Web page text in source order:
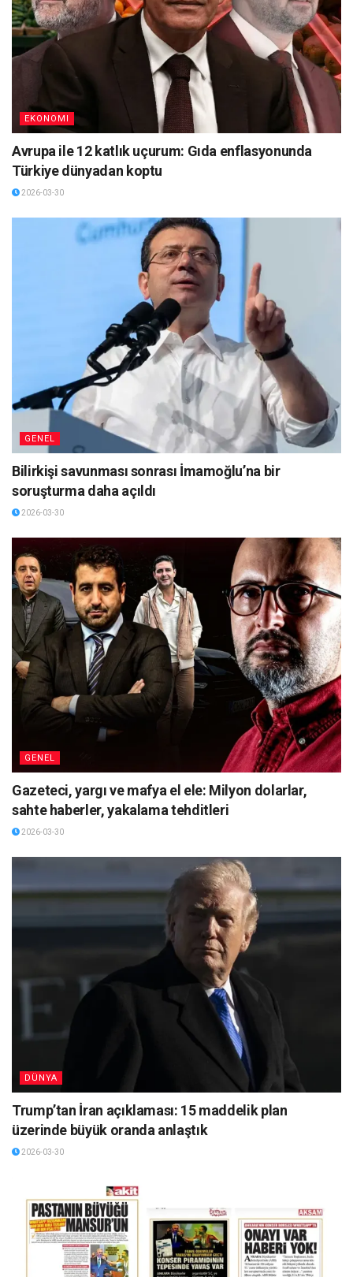
EKONOMI
Avrupa ile 12 katlık uçurum: Gıda enflasyonunda
Türkiye dünyadan koptu
2026-03-30
GENEL
Bilirkişi savunması sonrası İmamoğlu’na bir
soruşturma daha açıldı
2026-03-30
GENEL
Gazeteci, yargı ve mafya el ele: Milyon dolarlar,
sahte haberler, yakalama tehditleri
2026-03-30
DÜNYA
Trump’tan İran açıklaması: 15 maddelik plan
üzerinde büyük oranda anlaştık
2026-03-30